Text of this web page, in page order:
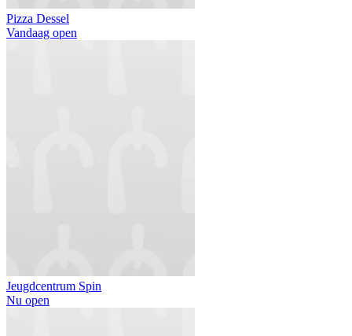
Pizza Dessel
Vandaag open
Jeugdcentrum Spin
Nu open